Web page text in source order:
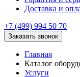
Доставка и
+7 (499) 994 50 70
Заказать звонок
Главная
Каталог
Услуги